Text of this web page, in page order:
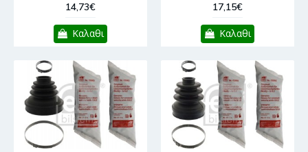
14,73€
Καλαθι
17,15€
Καλαθι